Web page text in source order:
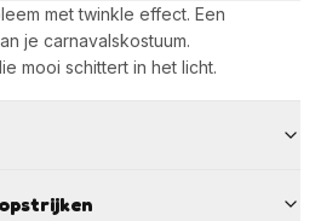
met twinkle effect. Een
je carnavalskostuum.
mooi schittert in het licht.